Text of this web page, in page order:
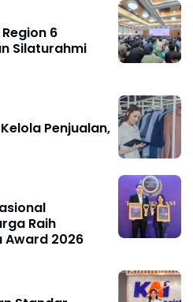
6
Silaturahmi
Penjualan,
Raih
Award 2026